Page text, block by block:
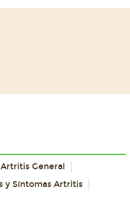
Artritis General
y Síntomas Artritis